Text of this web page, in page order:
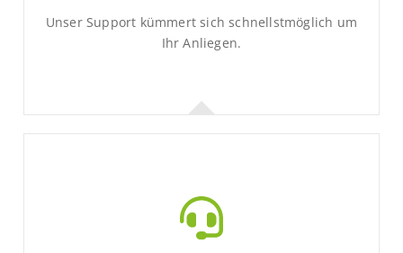
Unser Support kümmert sich schnellstmöglich um
Ihr Anliegen.
Kontaktformular
Mit wenigen Klicks zum Ziel.